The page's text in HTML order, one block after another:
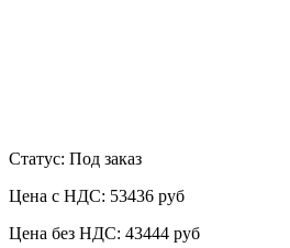
Статус: Под заказ
Цена с НДС: 53436 руб
Цена без НДС: 43444 руб